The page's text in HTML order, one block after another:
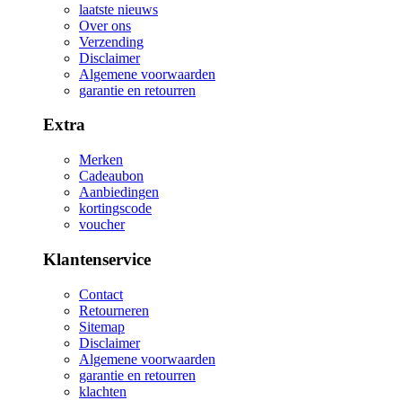
laatste nieuws
Over ons
Verzending
Disclaimer
Algemene voorwaarden
garantie en retourren
Extra
Merken
Cadeaubon
Aanbiedingen
kortingscode
voucher
Klantenservice
Contact
Retourneren
Sitemap
Disclaimer
Algemene voorwaarden
garantie en retourren
klachten